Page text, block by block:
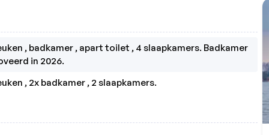
, badkamer , apart toilet , 4 slaapkamers. Badkamer
in 2026.
, 2x badkamer , 2 slaapkamers.